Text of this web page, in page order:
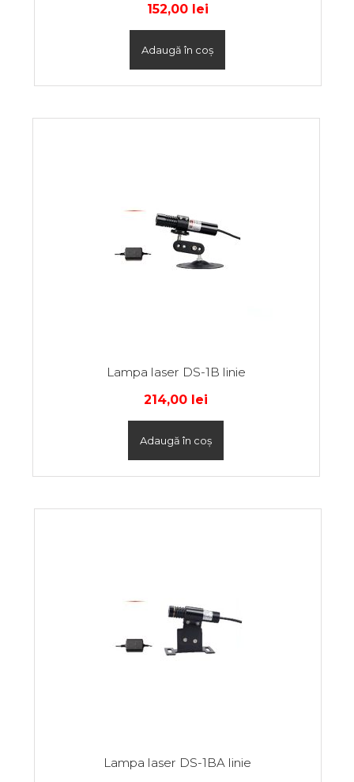
152,00 lei
Adaugă în coș
Lampa laser DS-1B linie
214,00 lei
Adaugă în coș
Lampa laser DS-1BA linie